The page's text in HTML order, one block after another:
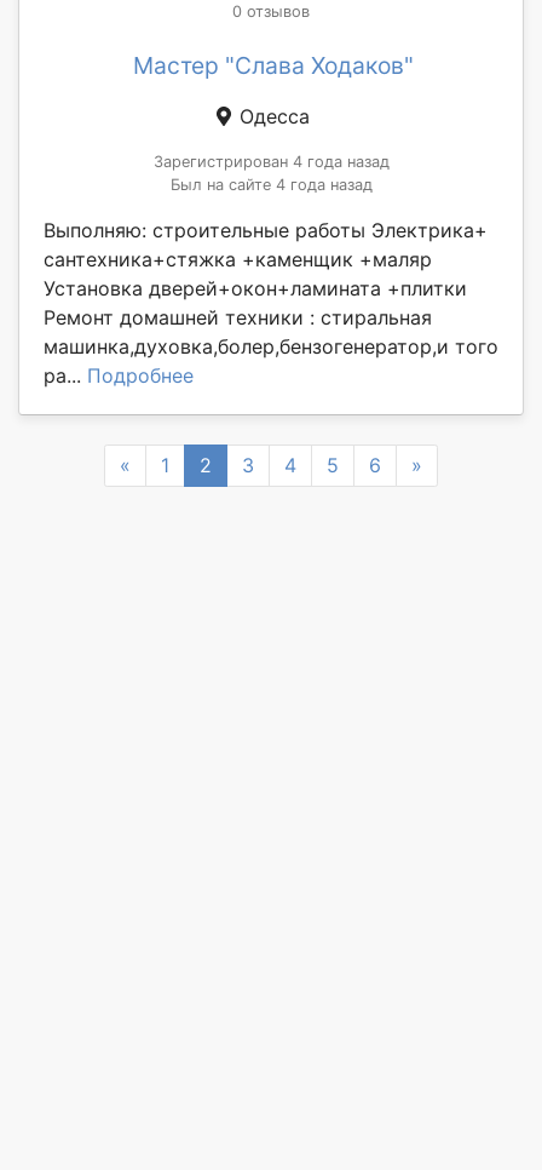
0 отзывов
Мастер "Слава Ходаков"
Одесса
Зарегистрирован 4 года назад
Был на сайте 4 года назад
Выполняю: строительные работы Электрика+
сантехника+стяжка +каменщик +маляр
Установка дверей+окон+ламината +плитки
Ремонт домашней техники : стиральная
машинка,духовка,болер,бензогенератор,и того
ра... Подробнее
« Previous
1 2 3 4 5 6 »